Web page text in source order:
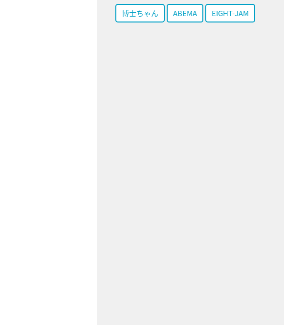
博士ちゃん ABEMA EIGHT-JAM